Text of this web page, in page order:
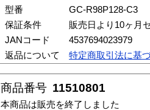
型番
GC-R98P128-C3
保証条件
販売日より10ヶ月
JANコード
4537694023979
返品について
特定商取引法に基
商品番号 11510801
本商品は販売を終了しました